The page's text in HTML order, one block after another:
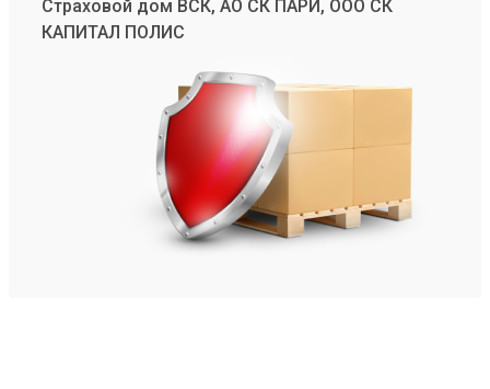
Страховой дом ВСК, АО СК ПАРИ, ООО СК
КАПИТАЛ ПОЛИС